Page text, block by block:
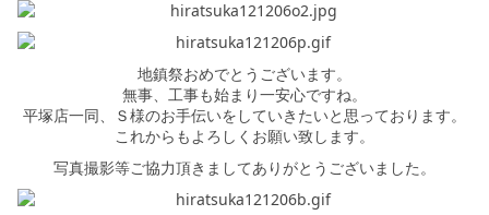
地鎮祭おめでとうございます。
無事、工事も始まり一安心ですね。
平塚店一同、Ｓ様のお手伝いをしていきたいと思っております。
これからもよろしくお願い致します。
写真撮影等ご協力頂きましてありがとうございました。